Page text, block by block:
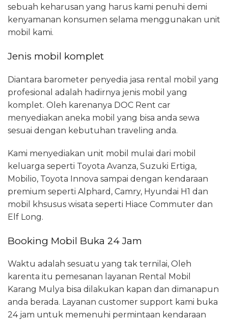
sebuah keharusan yang harus kami penuhi demi
kenyamanan konsumen selama menggunakan unit
mobil kami.
Jenis mobil komplet
Diantara barometer penyedia jasa rental mobil yang
profesional adalah hadirnya jenis mobil yang
komplet. Oleh karenanya DOC Rent car
menyediakan aneka mobil yang bisa anda sewa
sesuai dengan kebutuhan traveling anda.
Kami menyediakan unit mobil mulai dari mobil
keluarga seperti Toyota Avanza, Suzuki Ertiga,
Mobilio, Toyota Innova sampai dengan kendaraan
premium seperti Alphard, Camry, Hyundai H1 dan
mobil khsusus wisata seperti Hiace Commuter dan
Elf Long.
Booking Mobil Buka 24 Jam
Waktu adalah sesuatu yang tak ternilai, Oleh
karenta itu pemesanan layanan Rental Mobil
Karang Mulya bisa dilakukan kapan dan dimanapun
anda berada. Layanan customer support kami buka
24 jam untuk memenuhi permintaan kendaraan